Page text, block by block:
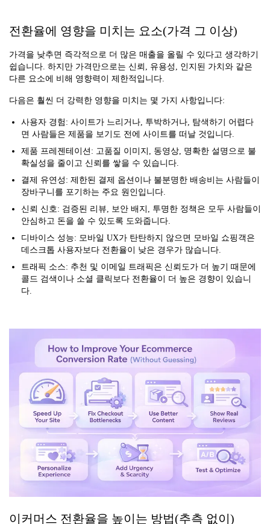
전환율에 영향을 미치는 요소(가격 그 이상)
가격을 낮추면 즉각적으로 더 많은 매출을 올릴 수 있다고 생각하기
쉽습니다. 하지만 가격만으로는 신뢰, 유용성, 인지된 가치와 같은
다른 요소에 비해 영향력이 제한적입니다.
다음은 훨씬 더 강력한 영향을 미치는 몇 가지 사항입니다:
사용자 경험: 사이트가 느리거나, 투박하거나, 탐색하기 어렵다
면 사람들은 제품을 보기도 전에 사이트를 떠날 것입니다.
제품 프레젠테이션: 고품질 이미지, 동영상, 명확한 설명으로 불
확실성을 줄이고 신뢰를 쌓을 수 있습니다.
결제 유연성: 제한된 결제 옵션이나 불분명한 배송비는 사람들이
장바구니를 포기하는 주요 원인입니다.
신뢰 신호: 검증된 리뷰, 보안 배지, 투명한 정책은 모두 사람들이
안심하고 돈을 쓸 수 있도록 도와줍니다.
디바이스 성능: 모바일 UX가 탄탄하지 않으면 모바일 쇼핑객은
데스크톱 사용자보다 전환율이 낮은 경우가 많습니다.
트래픽 소스: 추천 및 이메일 트래픽은 신뢰도가 더 높기 때문에
콜드 검색이나 소셜 클릭보다 전환율이 더 높은 경향이 있습니
다.
이커머스 전환율을 높이는 방법(추측 없이)